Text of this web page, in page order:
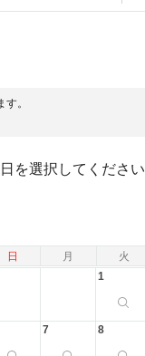
す。
を選択してください
日 月 火
1
7 8